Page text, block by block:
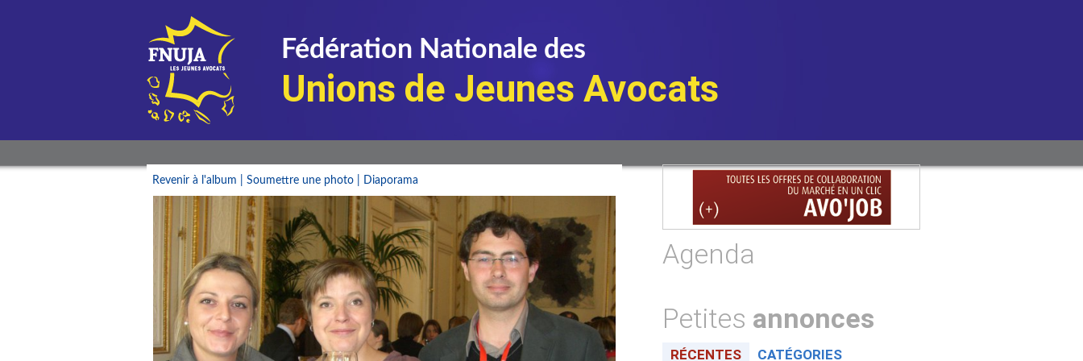
Fédération Nationale des
Unions de Jeunes Avocats
Revenir à l'album Soumettre une photo Diaporama
Agenda
Petites annonces
RÉCENTES CATÉGORIES